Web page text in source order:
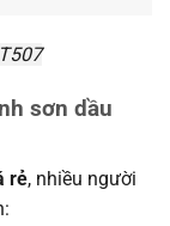
sơn dầu
rẻ, nhiều người